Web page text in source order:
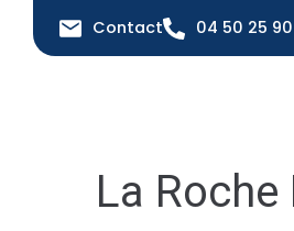
principal
Contact 04 50 25
La